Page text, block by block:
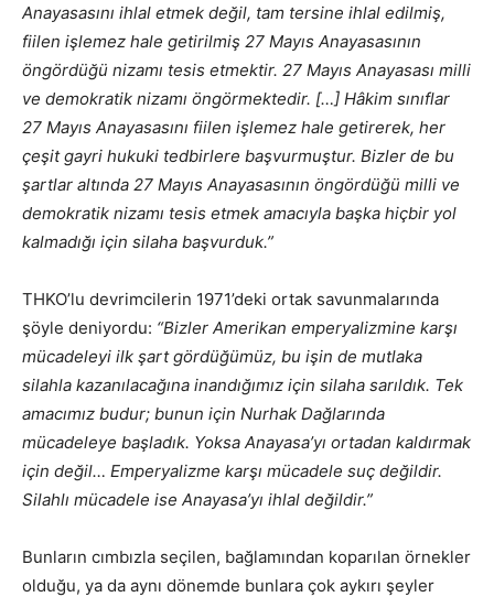
Anayasasını ihlal etmek değil, tam tersine ihlal edilmiş,
fiilen işlemez hale getirilmiş 27 Mayıs Anayasasının
öngördüğü nizamı tesis etmektir. 27 Mayıs Anayasası milli
ve demokratik nizamı öngörmektedir. […] Hâkim sınıflar
27 Mayıs Anayasasını fiilen işlemez hale getirerek, her
çeşit gayri hukuki tedbirlere başvurmuştur. Bizler de bu
şartlar altında 27 Mayıs Anayasasının öngördüğü milli ve
demokratik nizamı tesis etmek amacıyla başka hiçbir yol
kalmadığı için silaha başvurduk.”
THKO’lu devrimcilerin 1971’deki ortak savunmalarında
şöyle deniyordu: “Bizler Amerikan emperyalizmine karşı
mücadeleyi ilk şart gördüğümüz, bu işin de mutlaka
silahla kazanılacağına inandığımız için silaha sarıldık. Tek
amacımız budur; bunun için Nurhak Dağlarında
mücadeleye başladık. Yoksa Anayasa’yı ortadan kaldırmak
için değil… Emperyalizme karşı mücadele suç değildir.
Silahlı mücadele ise Anayasa’yı ihlal değildir.”
Bunların cımbızla seçilen, bağlamından koparılan örnekler
olduğu, ya da aynı dönemde bunlara çok aykırı şeyler